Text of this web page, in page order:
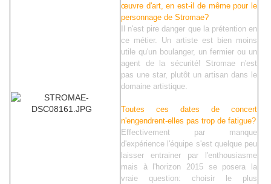
œuvre d'art, en est-il de même pour le
personnage de Stromae?
Il n'est pire danger que la prétention en
ce métier. Un artiste est bien moins
utile qu'un boulanger, un fermier ou un
agent de la sécurité! Stromae n'est
pas une star, plutôt un artisan dans le
domaine artistique.
Toutes ces dates de concert
n'engendrent-elles pas trop de fatigue?
Effectivement par manque
d'expérience l'équipe s'est quelque peu
laisser entrainer par l'enthousiasme
mais à l'horizon 2015 se posera la
vraie question: choisir le plus